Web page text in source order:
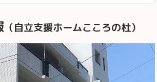
（自立支援ホームこころの杜）